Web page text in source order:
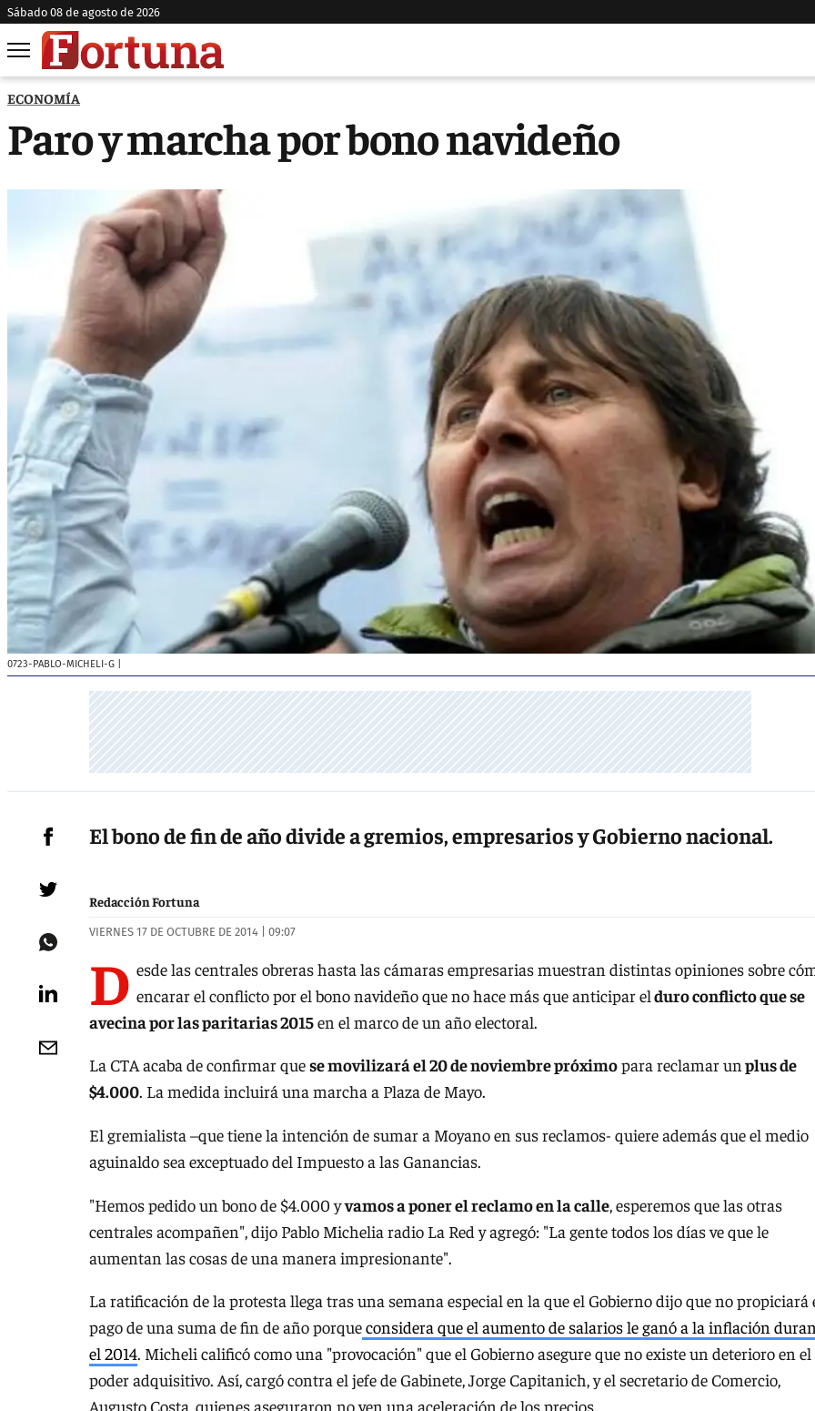
sábado 08 de agosto de 2026
ECONOMÍA
Paro y marcha por bono navideño
0723-PABLO-MICHELI-G
El bono de fin de año divide a gremios, empresarios y Gobierno nacional.
Redacción Fortuna
VIERNES 17 DE OCTUBRE DE 2014 | 09:07
D esde las centrales obreras hasta las cámaras empresarias muestran distintas opiniones sobre
encarar el conflicto por el bono navideño que no hace más que anticipar elduro conflicto que se
avecina por las paritarias 2015en el marco de un año electoral.
La CTA acaba de confirmar quese movilizará el 20 de noviembre próximopara reclamar un plus de
$4.000. La medida incluirá una marcha a Plaza de Mayo.
El gremialista –que tiene la intención de sumar a Moyano en sus reclamos- quiere además que el medio
aguinaldo sea exceptuado del Impuesto a las Ganancias.
"Hemos pedido un bono de $4.000 yvamos a poner el reclamo en la calle , esperemos que las otras
centrales acompañen", dijo Pablo Michelia radio La Red y agregó: "La gente todos los días ve que le
aumentan las cosas de una manera impresionante".
La ratificación de la protesta llega tras una semana especial en la que el Gobierno dijo que no propiciará
pago de una suma de fin de año porqueconsidera que el aumento de salarios le ganó a la inflación
el 2014. Micheli calificó como una "provocación" que el Gobierno asegure que no existe un deterioro en el
poder adquisitivo. Así, cargó contra el jefe de Gabinete, Jorge Capitanich, y el secretario de Comercio,
Augusto Costa, quienes aseguraron no ven una aceleración de los precios.